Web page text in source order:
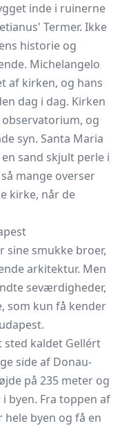
inde i ruinerne
Termer. Ikke
historie og
Michelangelo
af kirken, og hans
dag i dag. Kirken
og
syn. Santa Maria
sand skjult perle i
mange overser
kirke, når de
sine smukke broer,
arkitektur. Men
seværdigheder,
som kun få kender
sted kaldet Gellért
side af Donau-
på 235 meter og
byen. Fra toppen af
hele byen og få en